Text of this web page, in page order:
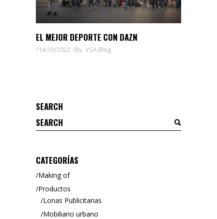
EL MEJOR DEPORTE CON DAZN
14/10/2022 By VSA Blog
SEARCH
Search
for:
CATEGORÍAS
Making of
Productos
Lonas Publicitarias
Mobiliario urbano